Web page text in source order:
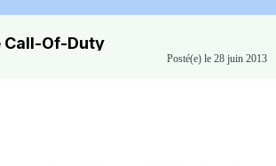
Call-Of-Duty
Posté(e) le 28 juin 2013